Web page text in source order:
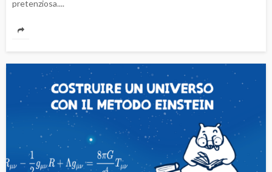
pretenziosa....